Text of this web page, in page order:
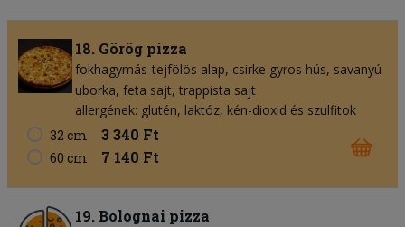
18. Görög pizza
fokhagymás-tejfölös alap csirke gyros hús savanyú
uborka feta sajt trappista sajt
allergének: glutén, laktóz, kén-dioxid és szulfitok
32 cm
3 340 Ft
60 cm 7 140 Ft
19. Bolognai pizza